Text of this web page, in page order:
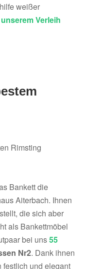
weißer
Verleih
Bankett die
Aiterbach. Ihnen
die sich aber
als Bankettmöbel
bei uns55
Nr2. Dank ihnen
und elegant